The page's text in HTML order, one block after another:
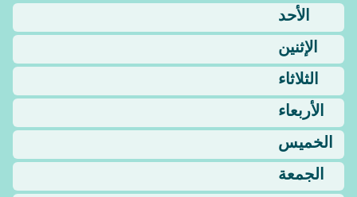
الأحد
الإثنين
الثلاثاء
الأربعاء
الخميس
الجمعة